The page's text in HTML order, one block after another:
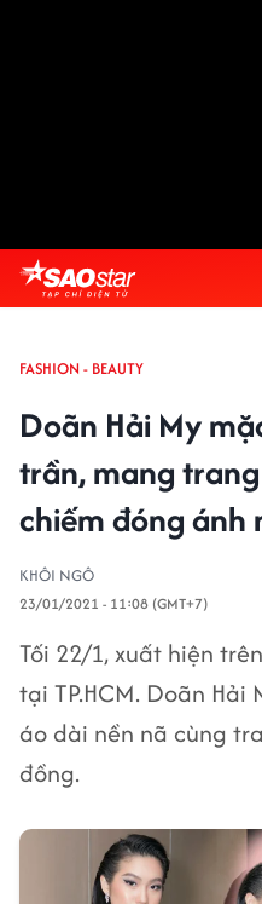
FASHION - BEAUTY
Doãn Hải My
trần, mang
chiếm đóng ánh
KHÔI NGÔ
23/01/2021 - 11:08 (GMT+7)
Tối 22/1, xuất hiện
tại TP.HCM. Doãn
áo dài nền nã cùng
đồng.